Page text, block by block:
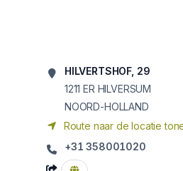
HILVERTSHOF, 29
1211 ER HILVERSUM
NOORD-HOLLAND
Route naar de locatie
+31 358001020